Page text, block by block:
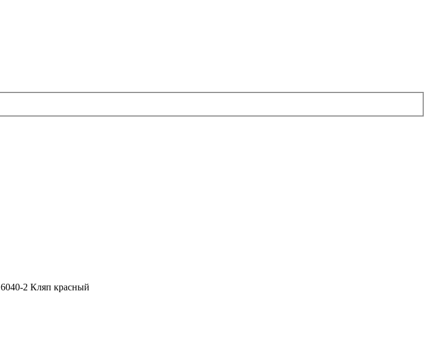
6040-2 Кляп красный